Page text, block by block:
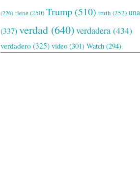
(226) tiene(250) Trump (510) truth (252) una
(337)verdad (640)verdadera (434)
verdadero (325) video (301) Watch (294)